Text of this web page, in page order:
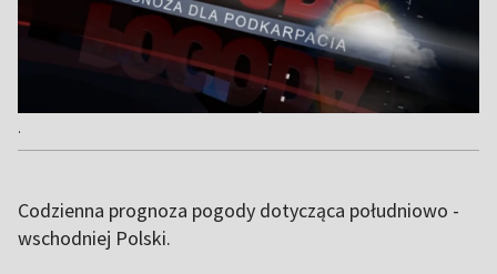
.
Codzienna prognoza pogody dotycząca południowo -
wschodniej Polski.